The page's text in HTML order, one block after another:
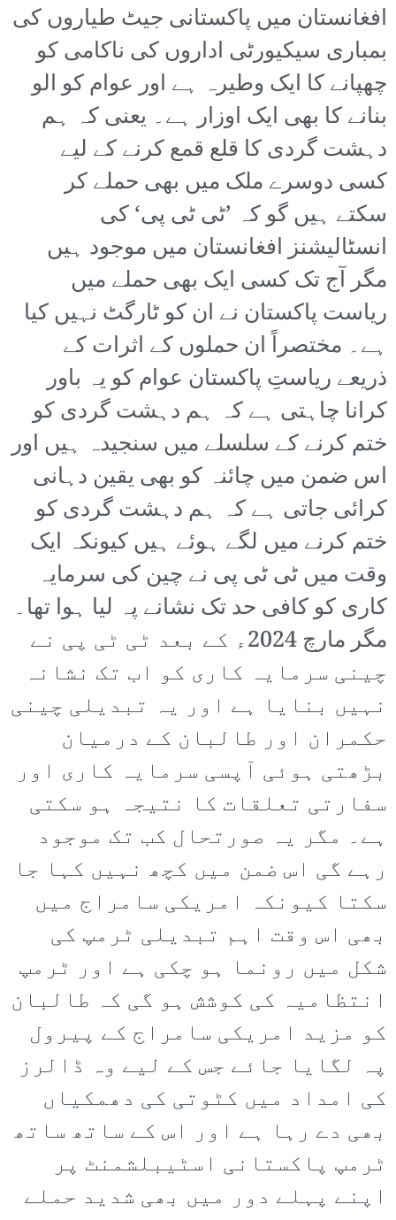
افغانستان میں پاکستانی جیٹ طیاروں کی
بمباری سیکیورٹی اداروں کی ناکامی کو
چھپانے کا ایک وطیرہ ہے اور عوام کو الو
بنانے کا بھی ایک اوزار ہے۔ یعنی کہ ہم
دہشت گردی کا قلع قمع کرنے کے لیے
کسی دوسرے ملک میں بھی حملے کر
سکتے ہیں گو کہ ’ٹی ٹی پی‘ کی
انسٹالیشنز افغانستان میں موجود ہیں
مگر آج تک کسی ایک بھی حملے میں
ریاست پاکستان نے ان کو ٹارگٹ نہیں کیا
ہے۔ مختصراً ان حملوں کے اثرات کے
ذریعے ریاستِ پاکستان عوام کو یہ باور
کرانا چاہتی ہے کہ ہم دہشت گردی کو
ختم کرنے کے سلسلے میں سنجیدہ ہیں اور
اس ضمن میں چائنہ کو بھی یقین دہانی
کرائی جاتی ہے کہ ہم دہشت گردی کو
ختم کرنے میں لگے ہوئے ہیں کیونکہ ایک
وقت میں ٹی ٹی پی نے چین کی سرمایہ
کاری کو کافی حد تک نشانے پہ لیا ہوا تھا۔
مگر مارچ 2024ء کے بعد ٹی ٹی پی نے
چینی سرمایہ کاری کو اب تک نشانہ
نہیں بنایا ہے اور یہ تبدیلی چینی
حکمران اور طالبان کے درمیان
بڑھتی ہوئی آپسی سرمایہ کاری اور
سفارتی تعلقات کا نتیجہ ہو سکتی
ہے۔ مگر یہ صورتحال کب تک موجود
رہے گی اس ضمن میں کچھ نہیں کہا جا
سکتا کیونکہ امریکی سامراج میں
بھی اس وقت اہم تبدیلی ٹرمپ کی
شکل میں رونما ہو چکی ہے اور ٹرمپ
انتظامیہ کی کوشش ہو گی کہ طالبان
کو مزید امریکی سامراج کے پیرول
پہ لگایا جائے جس کے لیے وہ ڈالرز
کی امداد میں کٹوتی کی دھمکیاں
بھی دے رہا ہے اور اس کے ساتھ ساتھ
ٹرمپ پاکستانی اسٹیبلشمنٹ پر
اپنے پہلے دور میں بھی شدید حملے